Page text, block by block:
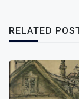
RELATED